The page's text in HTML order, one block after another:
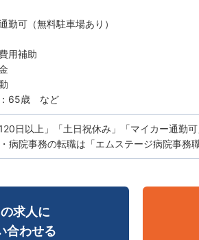
勤可（無料駐車場あり）
用補助
：65歳 など
日以上」「土日祝休み」「マイカー通勤可
病院事務の転職は「エムステージ病院事務職
求人に
合わせる